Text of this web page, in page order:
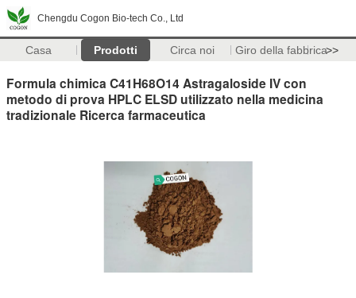
Chengdu Cogon Bio-tech Co., Ltd
Casa Prodotti Circa noi Giro della fabbrica>>
Formula chimica C41H68O14 Astragaloside IV con
metodo di prova HPLC ELSD utilizzato nella medicina
tradizionale Ricerca farmaceutica